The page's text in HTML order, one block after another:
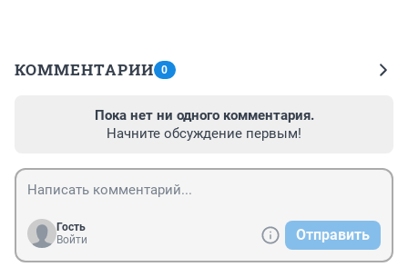
КОММЕНТАРИИ 0
Пока нет ни одного комментария.
Начните обсуждение первым!
Гость
Войти
Отправить